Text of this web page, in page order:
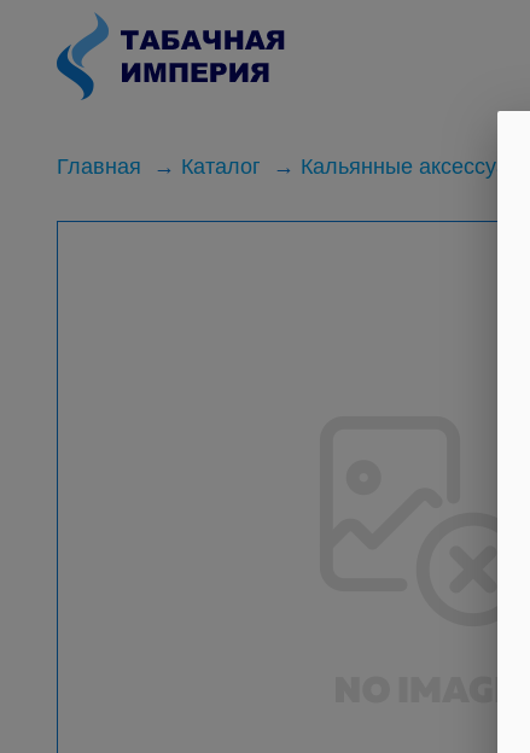
Главная Каталог Кальянные аксессуары